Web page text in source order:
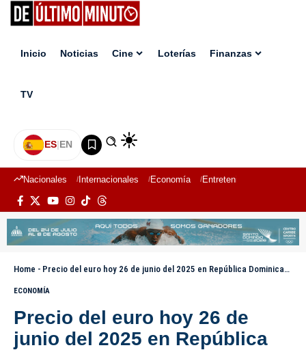
Inicio Noticias Cine Loterías Finanzas
TV
ES|EN
Nacionales Internacionales Economía Entretenimiento
Home - Precio del euro hoy 26 de junio del 2025 en República Dominicana
ECONOMÍA
Precio del euro hoy 26 de
junio del 2025 en República